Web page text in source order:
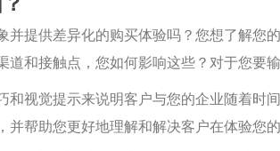
并提供差异化​​的购买体验吗？您想了解您
道和接触点，您如何影响这些？对于您要
和视觉提示来说明客户与您的企业随着时
帮助您更好地理解和解决客户在体验您